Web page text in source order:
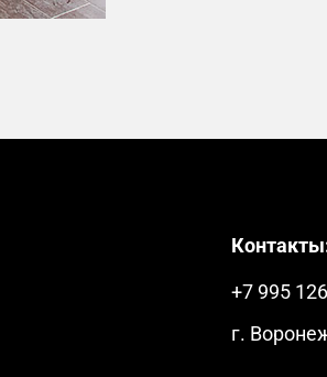
+7 995
г.